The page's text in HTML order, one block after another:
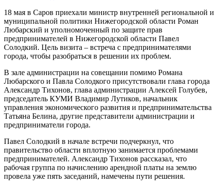
18 мая в Саров приехали министр внутренней региональной и
муниципальной политики Нижегородской области Роман
Любарский и уполномоченный по защите прав
предпринимателей в Нижегородской области Павел
Солодкий. Цель визита – встреча с предпринимателями
города, чтобы разобраться в решении их проблем.
В зале администрации на совещании помимо Романа
Любарского и Павла Солодкого присутствовали глава города
Александр Тихонов, глава администрации Алексей Голубев,
председатель КУМИ Владимир Лутиков, начальник
управления экономического развития и предпринимательства
Татьяна Белина, другие представители администрации и
предприниматели города.
Павел Солодкий в начале встречи подчеркнул, что
правительство области вплотную занимается проблемами
предпринимателей. Александр Тихонов рассказал, что
рабочая группа по начислению арендной платы на землю
провела уже пять заседаний, намечены пути решения.